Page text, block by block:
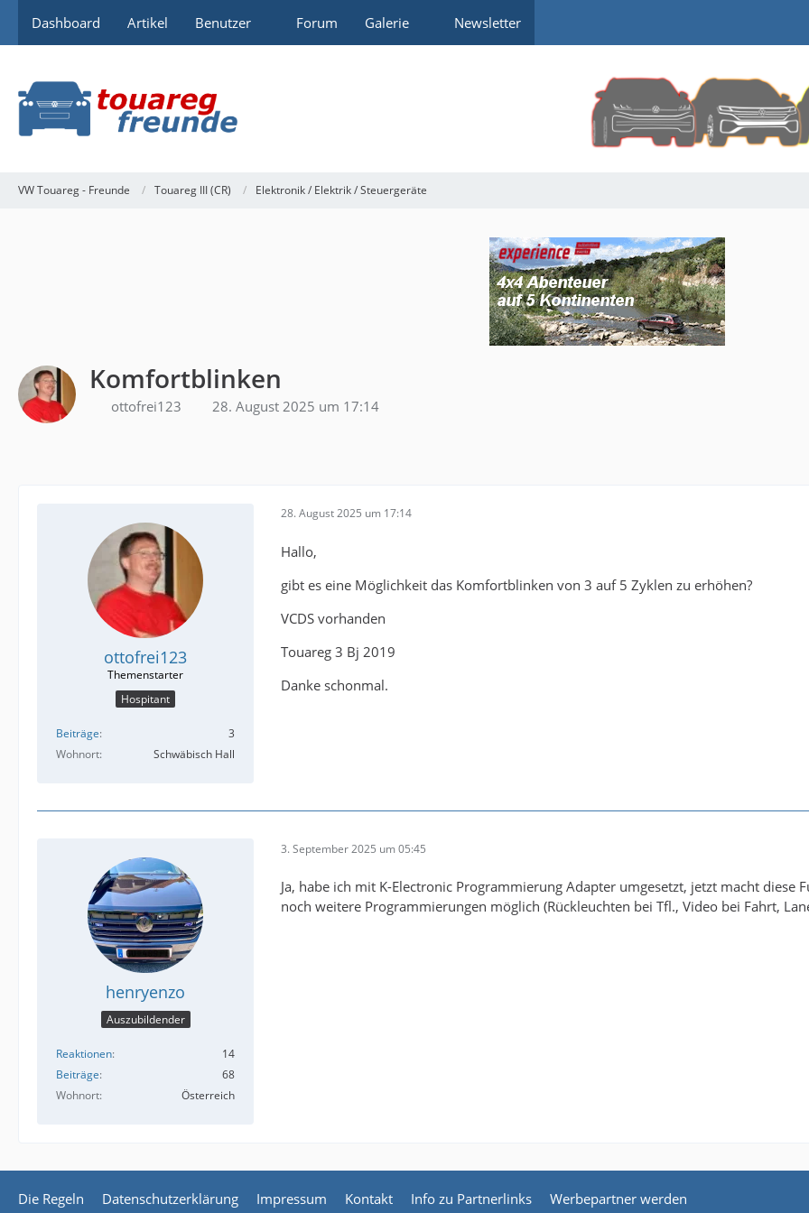
Dashboard Artikel Benutzer Forum Galerie Newsletter
VW Touareg - Freunde Touareg III (CR) Elektronik / Elektrik / Steuergeräte
Komfortblinken
ottofrei123 28. August 2025 um 17:14
ottofrei123
Hospitant
Beiträge
3
Wohnort
Schwäbisch Hall
28. August 2025 um 17:14
Hallo,
gibt es eine Möglichkeit das Komfortblinken von 3 auf 5 Zyklen zu erhöhen?
VCDS vorhanden
Touareg 3 Bj 2019
Danke schonmal.
henryenzo
Auszubildender
Reaktionen
14
Beiträge
68
Wohnort
Österreich
3. September 2025 um 05:45
Ja, habe ich mit K-Electronic Programmierung Adapter umgesetzt, jetzt macht
noch weitere Programmierungen möglich (Rückleuchten bei Tfl., Video bei Fahrt,
Die Regeln Datenschutzerklärung Impressum Kontakt Info zu Partnerlinks Werbepartner werden